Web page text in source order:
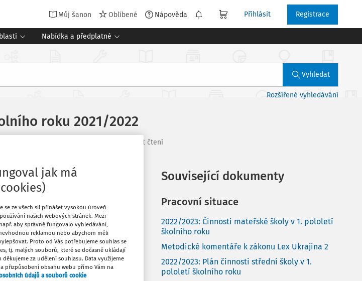
Můj šanon Oblíbené Nápověda Přihlásit Registrace
Nabídka a předplatné
Vyhledat
Rozšířené vyhledávání
roku 2021/2022
14 minut čtení
roku
úprava. V
je tato
školního
Stáhnout
Tisknout
Související dokumenty
Pracovní situace
2022/2023: Činnosti mateřské školy v 1. pololetí
školního roku
Metodické komentáře k zákonu Lex Ukrajina 2
2022/2023: Plán činnosti střední školy v 1.
pololetí školního roku
jak má
se ze všech sil přinášet vysokou úroveň
našich webových stránek. Mezi
aby správně fungovalo vyhledávání,
reklamou nebo abychom měli
Proto od Vás potřebujeme souhlas se
tj. malých souborů, které se dočasně ukládají
děkujeme za udělení souhlasu. Data využijeme
přizpůsobení obsahu webu přímo Vám na
údajů a souborů cookie